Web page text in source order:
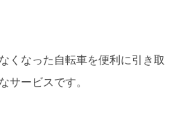
くなった自転車を便利に引き取
サービスです。